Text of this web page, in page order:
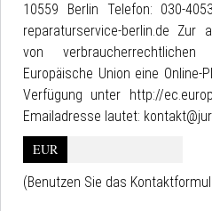
10559 Berlin Telefon: 030-
reparaturservice-berlin.de Zur
von
Europäische Union eine Online-
Verfügung unter http://
Emailadresse lautet:
EUR
(Benutzen Sie das